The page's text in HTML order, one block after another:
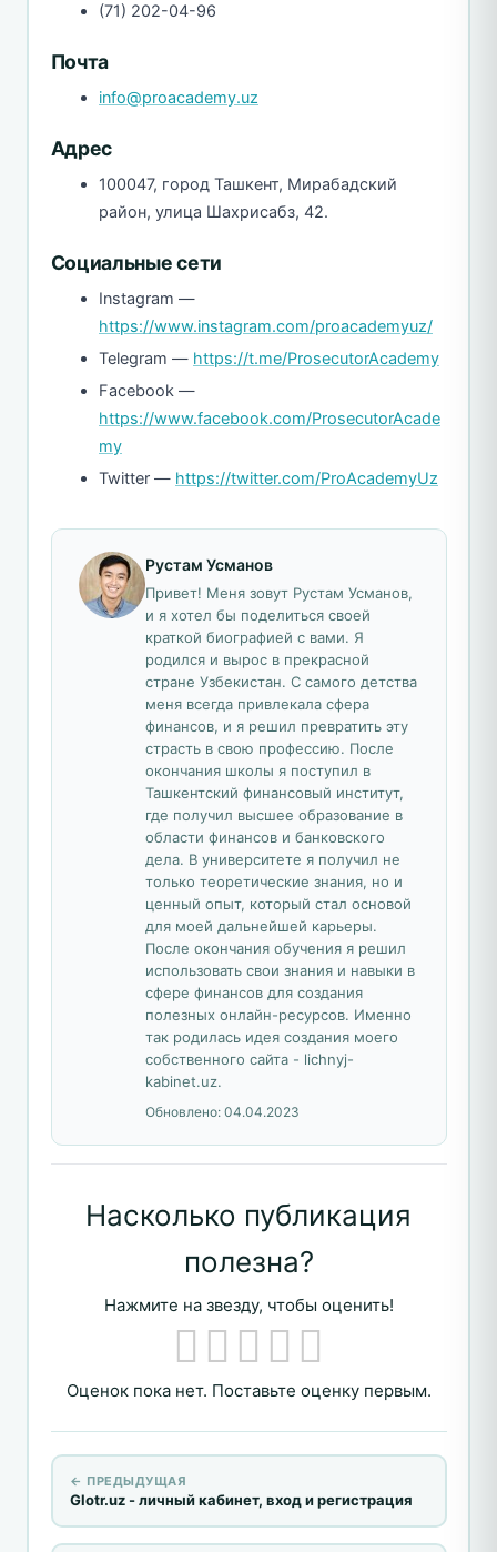
(71) 202-04-96
Почта
info@proacademy.uz
Адрес
100047, город Ташкент, Мирабадский
район, улица Шахрисабз, 42.
Социальные сети
Instagram —
https://www.instagram.com/proacademyuz/
Telegram — https://t.me/ProsecutorAcademy
Facebook —
https://www.facebook.com/ProsecutorAcade
my
Twitter — https://twitter.com/ProAcademyUz
Рустам Усманов
Привет! Меня зовут Рустам Усманов,
и я хотел бы поделиться своей
краткой биографией с вами. Я
родился и вырос в прекрасной
стране Узбекистан. С самого детства
меня всегда привлекала сфера
финансов, и я решил превратить эту
страсть в свою профессию. После
окончания школы я поступил в
Ташкентский финансовый институт,
где получил высшее образование в
области финансов и банковского
дела. В университете я получил не
только теоретические знания, но и
ценный опыт, который стал основой
для моей дальнейшей карьеры.
После окончания обучения я решил
использовать свои знания и навыки в
сфере финансов для создания
полезных онлайн-ресурсов. Именно
так родилась идея создания моего
собственного сайта - lichnyj-
kabinet.uz.
Обновлено: 04.04.2023
Насколько публикация
полезна?
Нажмите на звезду, чтобы оценить!
Оценок пока нет. Поставьте оценку первым.
← ПРЕДЫДУЩАЯ
Glotr.uz - личный кабинет, вход и регистрация